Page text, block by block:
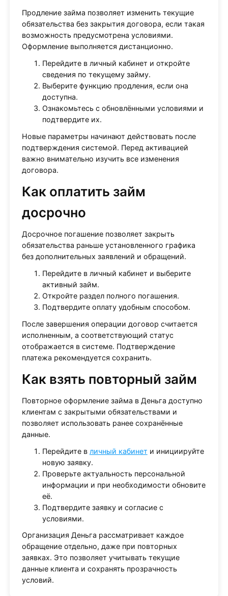
Продление займа позволяет изменить текущие
обязательства без закрытия договора, если такая
возможность предусмотрена условиями.
Оформление выполняется дистанционно.
Перейдите в личный кабинет и откройте
сведения по текущему займу.
Выберите функцию продления, если она
доступна.
Ознакомьтесь с обновлёнными условиями и
подтвердите их.
Новые параметры начинают действовать после
подтверждения системой. Перед активацией
важно внимательно изучить все изменения
договора.
Как оплатить займ
досрочно
Досрочное погашение позволяет закрыть
обязательства раньше установленного графика
без дополнительных заявлений и обращений.
Перейдите в личный кабинет и выберите
активный займ.
Откройте раздел полного погашения.
Подтвердите оплату удобным способом.
После завершения операции договор считается
исполненным, а соответствующий статус
отображается в системе. Подтверждение
платежа рекомендуется сохранить.
Как взять повторный займ
Повторное оформление займа в Деньга доступно
клиентам с закрытыми обязательствами и
позволяет использовать ранее сохранённые
данные.
Перейдите в личный кабинет и инициируйте
новую заявку.
Проверьте актуальность персональной
информации и при необходимости обновите
её.
Подтвердите заявку и согласие с
условиями.
Организация Деньга рассматривает каждое
обращение отдельно, даже при повторных
заявках. Это позволяет учитывать текущие
данные клиента и сохранять прозрачность
условий.